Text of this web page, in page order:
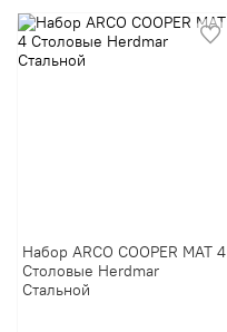
Набор ARCO COOPER MAT 4
Столовые Herdmar
Стальной